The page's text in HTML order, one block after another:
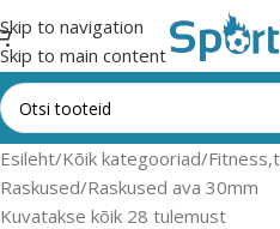
Skip to navigation
Skip to main content
Esileht Kõik kategooriad
Raskused Raskused ava 30mm
Kuvatakse kõik 28 tulemust